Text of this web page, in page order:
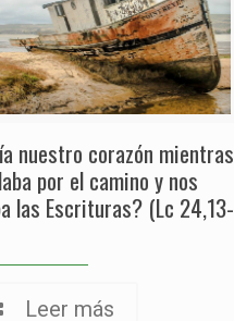
nuestro corazón mientras
por el camino y nos
las Escrituras? (Lc 24,13-
Leer más